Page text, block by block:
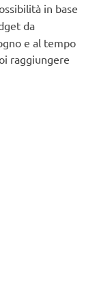
in base
da
e al tempo
raggiungere